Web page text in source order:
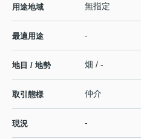
用途地域 無指定
最適用途 -
地目 / 地勢 畑 / -
取引態様 仲介
現況 -